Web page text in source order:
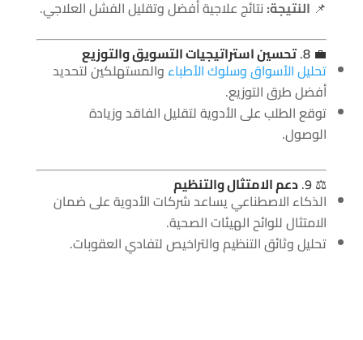
📌 النتيجة:نتائج علاجية أفضل وتقليل الفشل العلاجي.
💼 8.
تحسين استراتيجيات التسويق والتوزيع
تحليل الأسواق وسلوك الأطباءوالمستهلكين لتحديد
أفضل طرق التوزيع.
توقع الطلب على الأدوية لتقليل الفاقد وزيادة
الوصول.
⚖️ 9. دعم الامتثال والتنظيم
الذكاء الاصطناعي يساعد شركات الأدوية على ضمان
الامتثال للوائح الهيئات الصحية.
تحليل وثائق التنظيم والتراخيص لتفادي العقوبات.